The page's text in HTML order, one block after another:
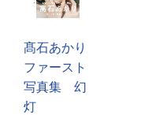
髙石あかり
ファースト
写真集 幻
灯